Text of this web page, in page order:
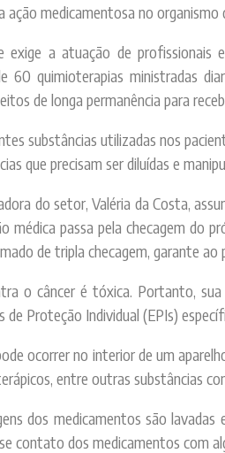
medicamentosa no
a atuação de profissionais
60 quimioterapias ministradas
de longa permanência para
substâncias utilizadas nos
que precisam ser diluídas e
do setor, Valéria da Costa,
médica passa pela checagem do
de tripla checagem, garante
o câncer é tóxica. Portanto,
Proteção Individual (EPIs)
ocorrer no interior de um
entre outras substâncias
dos medicamentos são
contato dos medicamentos com